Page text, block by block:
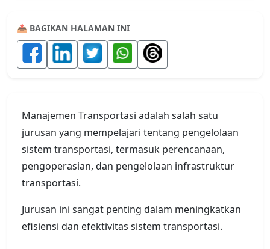
📤 BAGIKAN HALAMAN INI
Manajemen Transportasi adalah salah satu
jurusan yang mempelajari tentang pengelolaan
sistem transportasi, termasuk perencanaan,
pengoperasian, dan pengelolaan infrastruktur
transportasi.
Jurusan ini sangat penting dalam meningkatkan
efisiensi dan efektivitas sistem transportasi.